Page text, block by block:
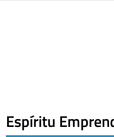
Espíritu